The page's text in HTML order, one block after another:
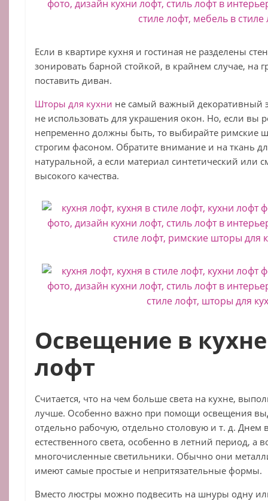
Если в квартире кухня и гостиная не разделены
зонировать барной стойкой, в крайнем случае, на
поставить диван.
Шторы для кухни не самый важный декоративный
не использовать для украшения окон. Но, если вы
непременно должны быть, то выбирайте римские
строгим фасоном. Обратите внимание и на ткань
натуральной, а если материал синтетический или
высокого качества.
Освещение в
лофт
Считается, что на чем больше света на кухне,
лучше. Особенно важно при помощи освещения
отдельно рабочую, отдельно столовую и т. д. Днем
естественного света, особенно в летний период, а
многочисленные светильники. Обычно они
имеют самые простые и непритязательные формы.
Вместо люстры можно подвесить на шнуры одну